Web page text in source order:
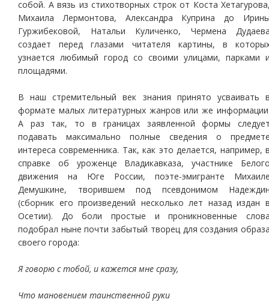
собой. А вязь из стихотворных строк от Коста
Михаила Лермонтова, Александра Куприна до
Гуржибековой, Натальи Куличенко, Чермена
создает перед глазами читателя картины, в
узнается любимый город со своими улицами, парками
площадями.
В наш стремительный век знания принято усваивать
формате малых литературных жанров или же
А раз так, то в границах заявленной формы
подавать максимально полные сведения о
интереса современника. Так, как это делается, например,
справке об уроженце Владикавказа, участнике
движения на Юге России, поэте-эмигранте
Демушкине, творившем под псевдонимом
(сборник его произведений несколько лет назад издан
Осетии). До боли простые и проникновенные
подобрал ныне почти забытый творец для создания
своего города:
Я говорю с тобой, и кажется мне сразу,
Что мановением таинственной руки